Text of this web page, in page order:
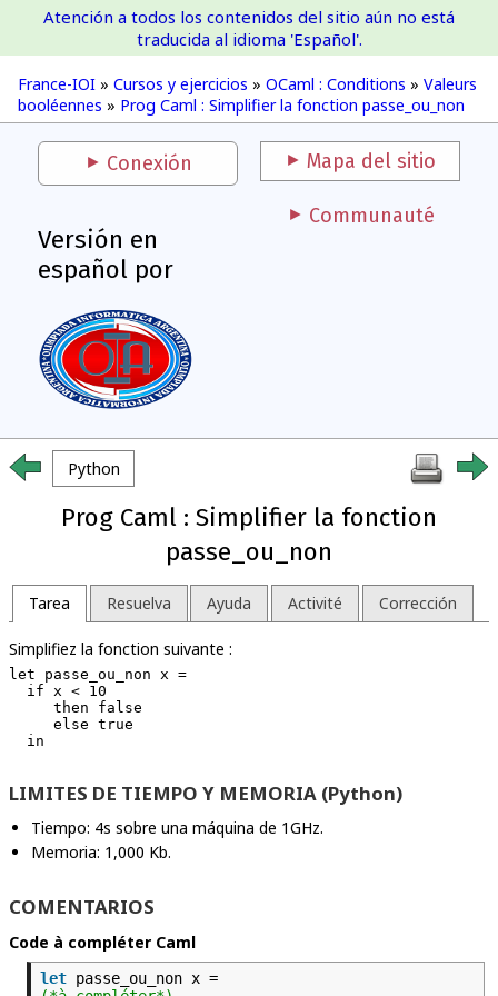
France-IOI
France-IOI » Cursos y ejercicios » OCaml : Conditions » Valeurs
booléennes » Prog Caml : Simplifier la fonction passe_ou_non
Atención a todos los contenidos del sitio aún no está
traducida al idioma 'Español'.
Conexión Mapa del sitio
Versión en
español por
Communauté
Python
Prog Caml : Simplifier la fonction
passe_ou_non
Tarea Resuelva Ayuda Activité Corrección
Simplifiez la fonction suivante :
let passe_ou_non x =
  if x < 10
     then false
     else true
LIMITES DE TIEMPO Y MEMORIA (Python)
Tiempo: 4s sobre una máquina de 1GHz.
Memoria: 1,000 Kb.
COMENTARIOS
Code à compléter Caml
let passe_ou_non x =